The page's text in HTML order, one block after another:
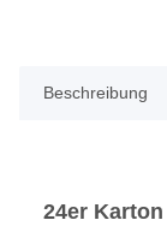
Beschreibung
24er